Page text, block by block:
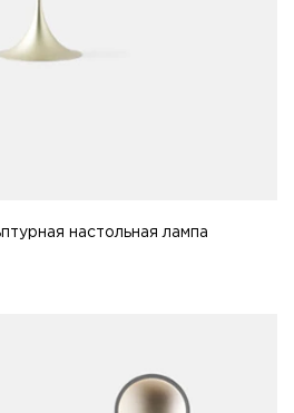
настольная лампа